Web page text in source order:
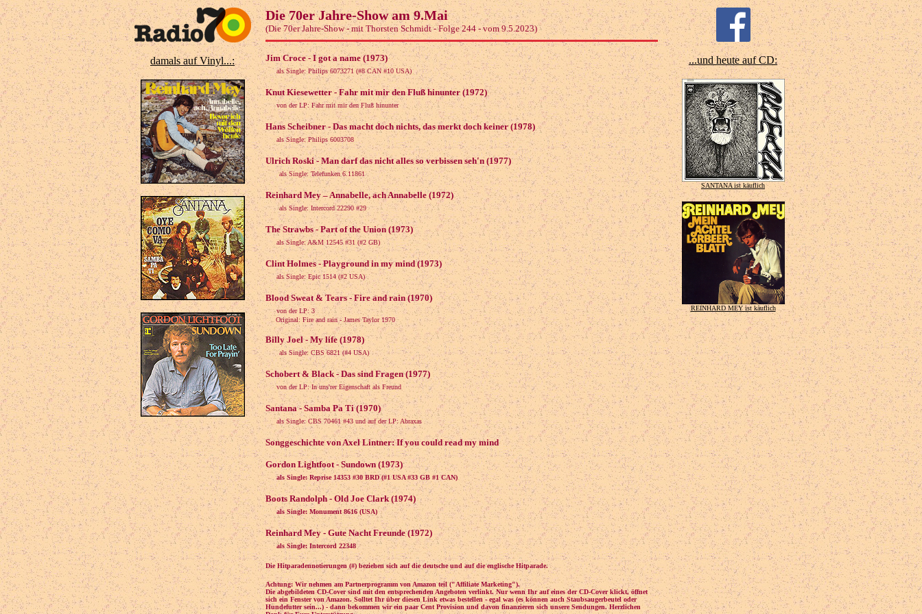
damals auf Vinyl...:
Die 70er Jahre-Show am 9.Mai
(Die 70er Jahre-Show - mit Thorsten Schmidt - Folge 244 - vom 9.5.2023)
Jim Croce - I got a name (1973)
als Single: Philips 6073271 (#8 CAN #10 USA)
Knut Kiesewetter - Fahr mit mir den Fluß hinunter (1972)
von der LP: Fahr mit mir den Fluß hinunter
Hans Scheibner - Das macht doch nichts, das merkt doch keiner (1978)
als Single: Philips 6003708
Ulrich Roski - Man darf das nicht alles so verbissen seh'n (1977)
als Single: Telefunken 6.11861
Reinhard Mey – Annabelle, ach Annabelle (1972)
als Single: Intercord 22290 #29
The Strawbs - Part of the Union (1973)
als Single: A&M 12545 #31 (#2 GB)
Clint Holmes - Playground in my mind (1973)
als Single: Epic 1514 (#2 USA)
Blood Sweat & Tears - Fire and rain (1970)
von der LP: 3
Original: Fire and rain - James Taylor 1970
Billy Joel - My life (1978)
als Single: CBS 6821 (#4 USA)
Schobert & Black - Das sind Fragen (1977)
von der LP: In uns'rer Eigenschaft als Freund
Santana - Samba Pa Ti (1970)
als Single: CBS 70461 #43 und auf der LP: Abraxas
Songgeschichte von Axel Lintner: If you could read my mind
Gordon Lightfoot - Sundown (1973)
als Single: Reprise 14353 #30 BRD (#1 USA #33 GB #1 CAN)
Boots Randolph - Old Joe Clark (1974)
als Single: Monument 8616 (USA)
Reinhard Mey - Gute Nacht Freunde (1972)
als Single: Intercord 22348
Die Hitparadennotierungen (#) beziehen sich auf die deutsche und auf die englische Hitparade.
Achtung: Wir nehmen am Partnerprogramm von Amazon teil ("Affiliate Marketing").
Die abgebildeten CD-Cover sind mit den entsprechenden Angeboten verlinkt. Nur wenn Ihr auf eines der CD-Cover klickt, öffnet
sich ein Fenster von Amazon. Solltet Ihr über diesen Link etwas bestellen - egal was (es können auch Staubsaugerbeutel oder
Hundefutter sein...) - dann bekommen wir ein paar Cent Provision und davon finanzieren sich unsere Sendungen. Herzlichen
...und heute auf CD:
SANTANA ist käuflich
REINHARD MEY ist käuflich